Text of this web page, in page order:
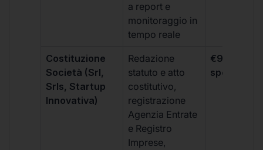
a report e
monitoraggio in
tempo reale
Costituzione
Società (Srl,
Srls, Startup
Innovativa)
Redazione
statuto e atto
costitutivo,
registrazione
Agenzia Entrate
e Registro
Imprese,
€99 + IVA
spese